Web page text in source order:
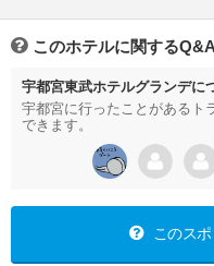
このホテルに関するQ&A
宇都宮東武ホテルグランデに
宇都宮に行ったことがあるト
できます。
このス